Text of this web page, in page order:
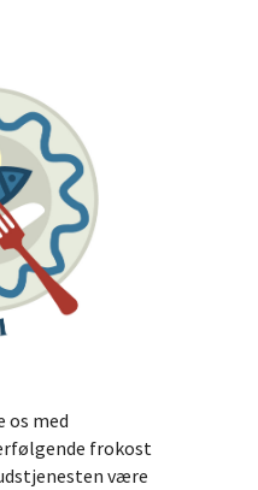
os med
frokost
være